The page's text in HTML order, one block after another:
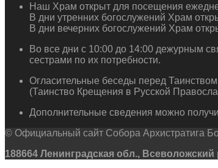
Наш Храм открыт для посещения
В дни утренних богослужений Храм
В дни вечерних богослужений Храм
Во все дни с 10:00 до 14:00 дежурным
сестрами по их потребности.
Огласительные беседы перед
(Таинство Крещения в Русской
Дополнительные сведения можно
© Официальный сайт Собора Архистратига
188664 Ленинградская обл.,